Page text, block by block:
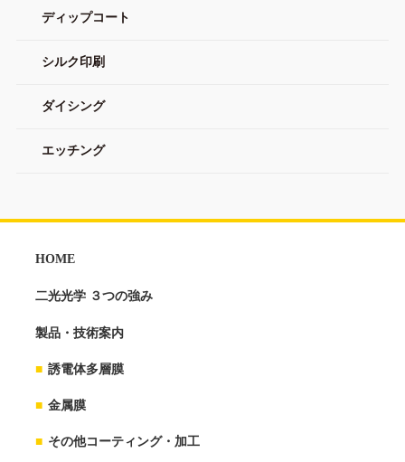
ディップコート
シルク印刷
ダイシング
エッチング
HOME
二光光学 ３つの強み
製品・技術案内
誘電体多層膜
金属膜
その他コーティング・加工